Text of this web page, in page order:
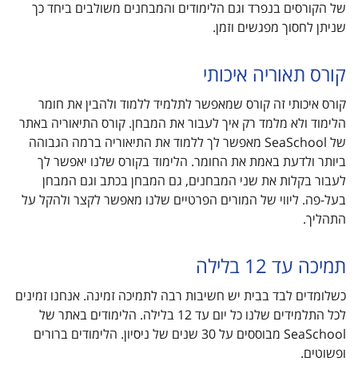
של הקורסים בנפרד וגם הלימודים והמבחנים משולבים ביחד כך
שניתן לחסוך מפגשים וזמן.
קורס תאוריה איכותי
קורס איכותי זה קורס שמאפשר לתלמיד ללמוד ולהבין את חומר
הלימוד ולא מלמד רק איך לעבור את המבחן. קורס התיאוריה באתר
של SeaSchool מאפשר לך ללמוד את התיאוריה ברמה הגבוהה
ביותר ולדעת באמת את החומר. הלימוד בקורס שלנו יאפשר לך
לעבור בקלות את שני המבחנים, גם המבחן בכתב וגם המבחן
בעל-פה. ליווי של המורים הפרטיים שלנו מאפשר לקצר ולהקל על
התהליך.
תמיכה עד 12 בלילה
כשלומדים לבד בבית יש חשיבות רבה לתמיכה זמינה. אנחנו זמינים
לכל התלמידים שלנו כל יום עד 12 בלילה. הלימודים באתר של
SeaSchool מבוססים על 30 שנים של ניסיון. הלימודים ברורים
ופשוטים.